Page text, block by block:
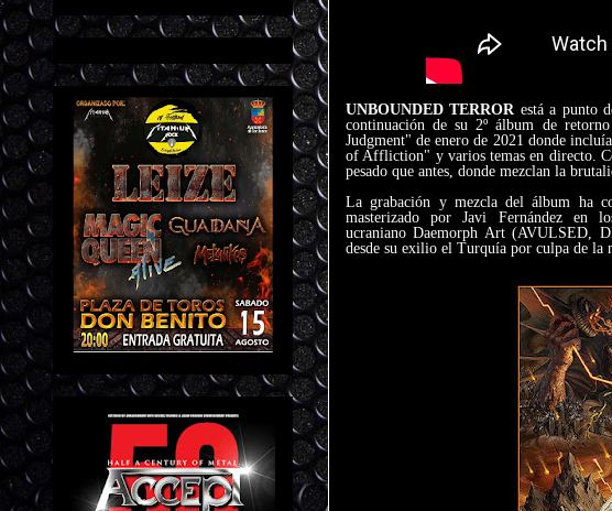
UNBOUNDED TERROR está a punto
continuación de su 2º álbum de
Judgment" de enero de 2021 donde
of Affliction" y varios temas en directo.
pesado que antes, donde mezclan la
La grabación y mezcla del álbum ha
masterizado por Javi Fernández en
ucraniano Daemorph Art (AVULSED,
desde su exilio el Turquía por culpa de la